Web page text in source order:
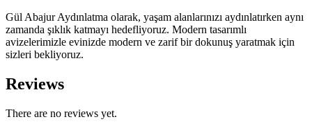
Gül Abajur Aydınlatma olarak, yaşam alanlarınızı aydınlatırken aynı
zamanda şıklık katmayı hedefliyoruz. Modern tasarımlı
avizelerimizle evinizde modern ve zarif bir dokunuş yaratmak için
sizleri bekliyoruz.
Reviews
There are no reviews yet.